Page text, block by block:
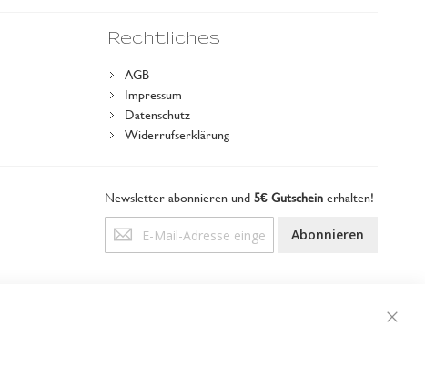
Rechtliches
AGB
Impressum
Datenschutz
Widerrufserklärung
Newsletter abonnieren und5€ Gutscheinerhalten!
Anmeldung
zum
Abonnieren